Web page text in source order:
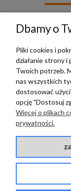
Dbamy o
Pliki cookies i
działanie strony i
Twoich potrzeb.
nas wszystkich
dostosować
opcję "Dostosuj
Więcej o plikach
prywatności.